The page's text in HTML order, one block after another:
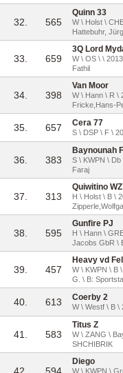
32. 565
Quinn 33
W \ Holst \
Hattebuhr,
33. 659
3Q Lord
W \ OS \ \
Fathil
34. 398
Van Moor
W \ Hann \ R \
Fricke,Hans-
35. 657 Cera 77
S \ DSP \ F \
36. 383
Baynounah
S \ KWPN \
Faraj
37. 313
Quiwitino WZ
H \ Holst \ B \
38. 595
Gunfire PJ
H \ Hann \
Jacobs GbR \
39. 457
Heavy vd
W \ KWPN \ B
G. \ B:
40. 613 Coerby 2
W \ Westf \ B \
41. 583
Titus Z
W \ ZANG \
SHCHIBRIK
Diego
W \ KWPN \